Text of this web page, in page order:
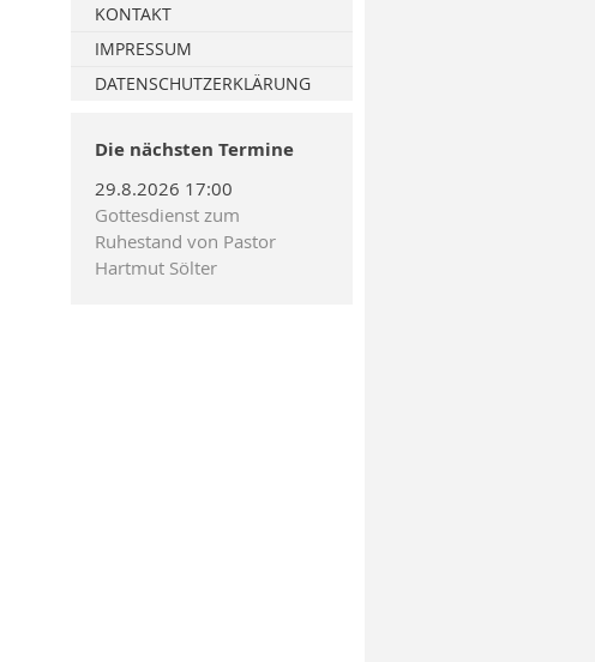
Erzbistum Hamburg
Fortbildung am BG Klinikum
Hamburg
Kirchenleute heute 17.2.2018,
ZDF Live Gottesdienst
1.10.2017
Bundeskongress
Notfallseelsorge und
KONTAKT
Spenden
IMPRESSUM
DATENSCHUTZERKLÄRUNG
Die nächsten Termine
29.8.2026 17:00
Gottesdienst zum
Ruhestand von Pastor
Hartmut Sölter